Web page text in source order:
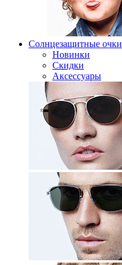
Солнцезащитные очки
Новинки
Скидки
Аксессуары